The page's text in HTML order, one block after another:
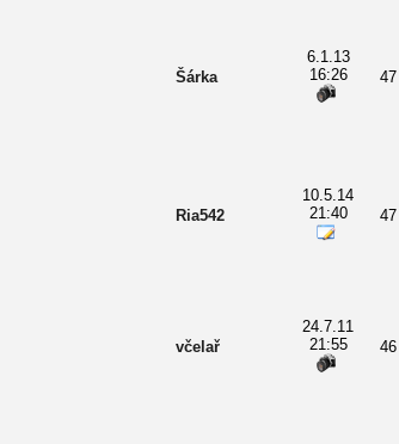
Šárka
6.1.13
16:26
47
Ria542
10.5.14
21:40
47
včelař
24.7.11
21:55
46